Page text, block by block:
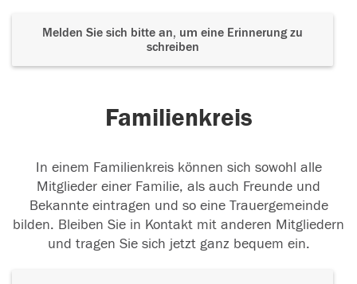
Melden Sie sich bitte an, um eine Erinnerung zu
schreiben
Familienkreis
In einem Familienkreis können sich sowohl alle
Mitglieder einer Familie, als auch Freunde und
Bekannte eintragen und so eine Trauergemeinde
bilden. Bleiben Sie in Kontakt mit anderen Mitgliedern
und tragen Sie sich jetzt ganz bequem ein.